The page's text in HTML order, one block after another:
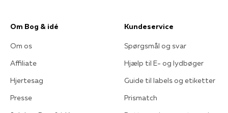
Om Bog & idé
Om os
Affiliate
Hjertesag
Presse
Kundeservice
Spørgsmål og svar
Hjælp til E- og lydbøger
Guide til labels og etiketter
Prismatch